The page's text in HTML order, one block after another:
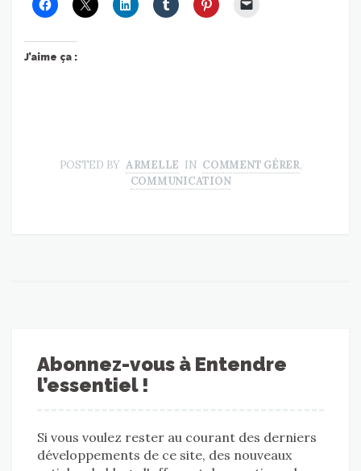
J’aime ça :
POSTED BY ARMELLE IN COMMENT GÉRER,
COMMUNICATION
Abonnez-vous à Entendre
l’essentiel !
Si vous voulez rester au courant des derniers
développements de ce site, des nouveaux